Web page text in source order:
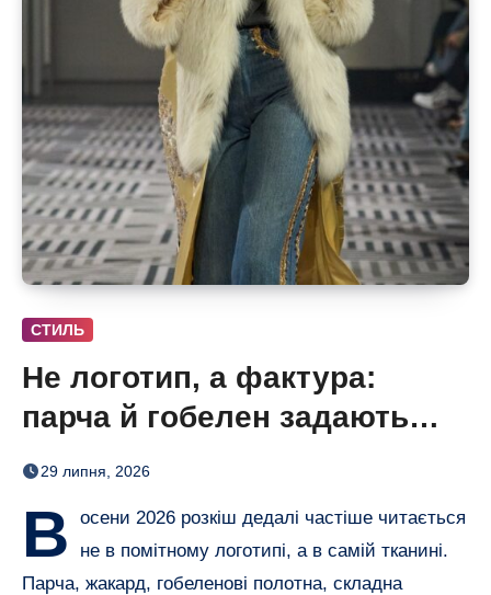
СТИЛЬ
Не логотип, а фактура:
парча й гобелен задають
нову розкіш осені
29 липня, 2026
В
осени 2026 розкіш дедалі частіше читається
не в помітному логотипі, а в самій тканині.
Парча, жакард, гобеленові полотна, складна